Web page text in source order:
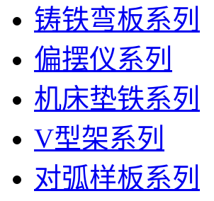
铸铁弯板系列
偏摆仪系列
机床垫铁系列
V型架系列
对弧样板系列